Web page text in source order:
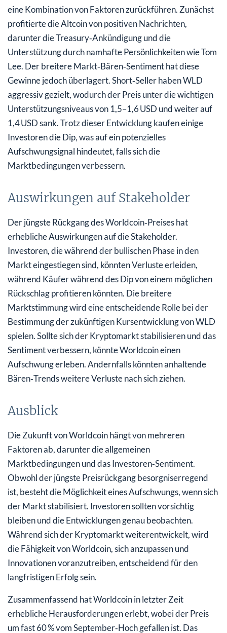
eine Kombination von Faktoren zurückführen. Zunächst
profitierte die Altcoin von positiven Nachrichten,
darunter die Treasury‑Ankündigung und die
Unterstützung durch namhafte Persönlichkeiten wie Tom
Lee. Der breitere Markt‑Bären‑Sentiment hat diese
Gewinne jedoch überlagert. Short‑Seller haben WLD
aggressiv gezielt, wodurch der Preis unter die wichtigen
Unterstützungsniveaus von 1,5–1,6 USD und weiter auf
1,4 USD sank. Trotz dieser Entwicklung kaufen einige
Investoren die Dip, was auf ein potenzielles
Aufschwungsignal hindeutet, falls sich die
Marktbedingungen verbessern.
Auswirkungen auf Stakeholder
Der jüngste Rückgang des Worldcoin‑Preises hat
erhebliche Auswirkungen auf die Stakeholder.
Investoren, die während der bullischen Phase in den
Markt eingestiegen sind, könnten Verluste erleiden,
während Käufer während des Dip von einem möglichen
Rückschlag profitieren könnten. Die breitere
Marktstimmung wird eine entscheidende Rolle bei der
Bestimmung der zukünftigen Kursentwicklung von WLD
spielen. Sollte sich der Kryptomarkt stabilisieren und das
Sentiment verbessern, könnte Worldcoin einen
Aufschwung erleben. Andernfalls könnten anhaltende
Bären‑Trends weitere Verluste nach sich ziehen.
Ausblick
Die Zukunft von Worldcoin hängt von mehreren
Faktoren ab, darunter die allgemeinen
Marktbedingungen und das Investoren‑Sentiment.
Obwohl der jüngste Preisrückgang besorgniserregend
ist, besteht die Möglichkeit eines Aufschwungs, wenn sich
der Markt stabilisiert. Investoren sollten vorsichtig
bleiben und die Entwicklungen genau beobachten.
Während sich der Kryptomarkt weiterentwickelt, wird
die Fähigkeit von Worldcoin, sich anzupassen und
Innovationen voranzutreiben, entscheidend für den
langfristigen Erfolg sein.
Zusammenfassend hat Worldcoin in letzter Zeit
erhebliche Herausforderungen erlebt, wobei der Preis
um fast 60 % vom September‑Hoch gefallen ist. Das